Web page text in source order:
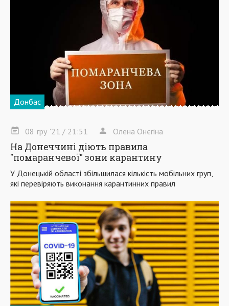
Донбас
08 гру '21 / 21:51 Олена Онєгіна
На Донеччині діють правила
"помаранчевої" зони карантину
У Донецькій області збільшилася кількість мобільних груп,
які перевіряють виконання карантинних правил